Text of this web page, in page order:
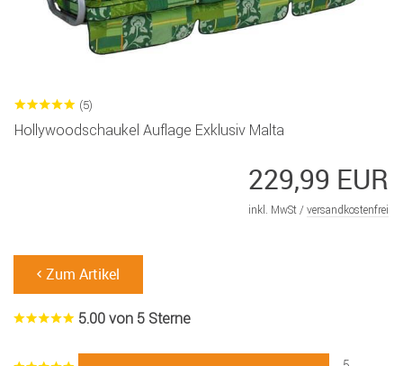
(5)
Hollywoodschaukel Auflage Exklusiv Malta
229,99 EUR
inkl. MwSt / versandkostenfrei
Zum Artikel
5.00 von 5 Sterne